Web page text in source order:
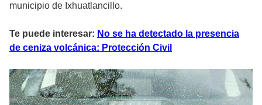
municipio de Ixhuatlancillo.
Te puede interesar: No se ha detectado la presencia
de ceniza volcánica: Protección Civil